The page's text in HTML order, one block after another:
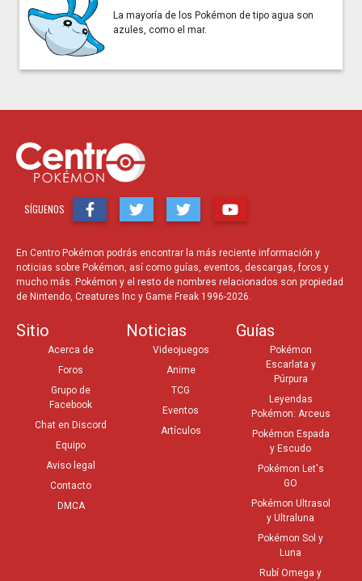
La mayoría de los Pokémon de tipo agua son
azules, como el mar.
SÍGUENOS
En Centro Pokémon podrás encontrar la más reciente información y
noticias sobre Pokémon, así como guías, eventos, descargas, foros y
mucho más. Pokémon y el resto de nombres relacionados son propiedad
de Nintendo, Creatures Inc y Game Freak 1996-2026.
Sitio
Acerca de
Foros
Grupo de
Facebook
Chat en Discord
Equipo
Aviso legal
Contacto
DMCA
Noticias
Videojuegos
Anime
TCG
Eventos
Artículos
Guías
Pokémon
Escarlata y
Púrpura
Leyendas
Pokémon: Arceus
Pokémon Espada
y Escudo
Pokémon Let's
GO
Pokémon Ultrasol
y Ultraluna
Pokémon Sol y
Luna
Rubí Omega y